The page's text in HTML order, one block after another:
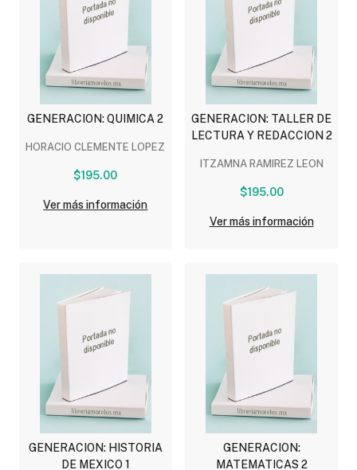
GENERACION: QUIMICA 2
HORACIO CLEMENTE LOPEZ
$195.00
Ver más información
GENERACION: TALLER DE
LECTURA Y REDACCION 2
ITZAMNA RAMIREZ LEON
$195.00
Ver más información
GENERACION: HISTORIA
DE MEXICO 1
GENERACION:
MATEMATICAS 2